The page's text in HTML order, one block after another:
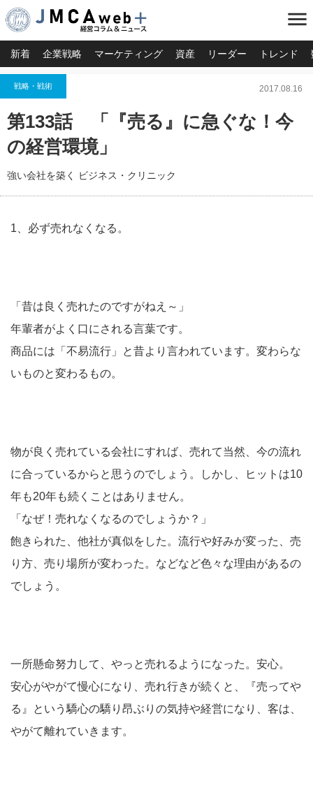
menu
新着 企業戦略 マーケティング 資産 リーダー トレンド
戦略・戦術 2017.08.16
第133話 「『売る』に急ぐな！今
の経営環境」
強い会社を築く ビジネス・クリニック
1、必ず売れなくなる。
「昔は良く売れたのですがねえ～」
年輩者がよく口にされる言葉です。
商品には「不易流行」と昔より言われています。変わらな
いものと変わるもの。
物が良く売れている会社にすれば、売れて当然、今の流れ
に合っているからと思うのでしょう。しかし、ヒットは10
年も20年も続くことはありません。
「なぜ！売れなくなるのでしょうか？」
飽きられた、他社が真似をした。流行や好みが変った、売
り方、売り場所が変わった。などなど色々な理由があるの
でしょう。
一所懸命努力して、やっと売れるようになった。安心。
安心がやがて慢心になり、売れ行きが続くと、『売ってや
る』という驕心の驕り昂ぶりの気持や経営になり、客は、
やがて離れていきます。